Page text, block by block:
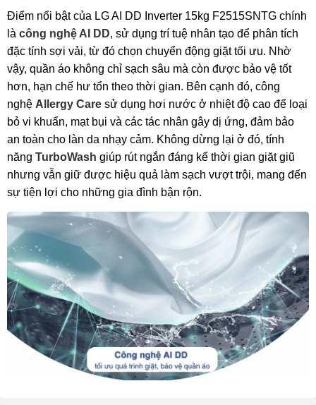
Điểm nổi bật của LG AI DD Inverter 15kg F2515SNTG chính
là công nghệ AI DD, sử dụng trí tuệ nhân tạo để phân tích
đặc tính sợi vải, từ đó chọn chuyển động giặt tối ưu. Nhờ
vậy, quần áo không chỉ sạch sâu mà còn được bảo vệ tốt
hơn, hạn chế hư tổn theo thời gian. Bên cạnh đó, công
nghệ Allergy Care sử dụng hơi nước ở nhiệt độ cao để loại
bỏ vi khuẩn, mạt bụi và các tác nhân gây dị ứng, đảm bảo
an toàn cho làn da nhạy cảm. Không dừng lại ở đó, tính
năng TurboWash giúp rút ngắn đáng kể thời gian giặt giũ
nhưng vẫn giữ được hiệu quả làm sạch vượt trội, mang đến
sự tiện lợi cho những gia đình bận rộn.